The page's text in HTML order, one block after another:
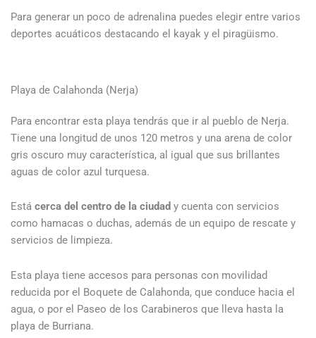
Para generar un poco de adrenalina puedes elegir entre varios
deportes acuáticos destacando el kayak y el piragüismo.
Playa de Calahonda (Nerja)
Para encontrar esta playa tendrás que ir al pueblo de Nerja.
Tiene una longitud de unos 120 metros y una arena de color
gris oscuro muy característica, al igual que sus brillantes
aguas de color azul turquesa.
Está cerca del centro de la ciudad y cuenta con servicios
como hamacas o duchas, además de un equipo de rescate y
servicios de limpieza.
Esta playa tiene accesos para personas con movilidad
reducida por el Boquete de Calahonda, que conduce hacia el
agua, o por el Paseo de los Carabineros que lleva hasta la
playa de Burriana.